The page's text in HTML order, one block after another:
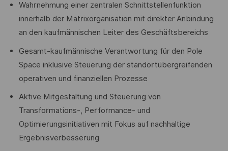
Wahrnehmung einer zentralen Schnittstellenfunktion
innerhalb der Matrixorganisation mit direkter Anbindung
an den kaufmännischen Leiter des Geschäftsbereichs
Gesamt-kaufmännische Verantwortung für den Pole
Space inklusive Steuerung der standortübergreifenden
operativen und finanziellen Prozesse
Aktive Mitgestaltung und Steuerung von
Transformations-, Performance- und
Optimierungsinitiativen mit Fokus auf nachhaltige
Ergebnisverbesserung